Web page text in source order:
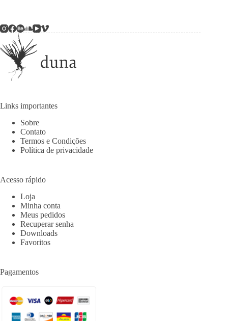
Links importantes
Sobre
Contato
Termos e Condições
Política de privacidade
Acesso rápido
Loja
Minha conta
Meus pedidos
Recuperar senha
Downloads
Favoritos
Pagamentos